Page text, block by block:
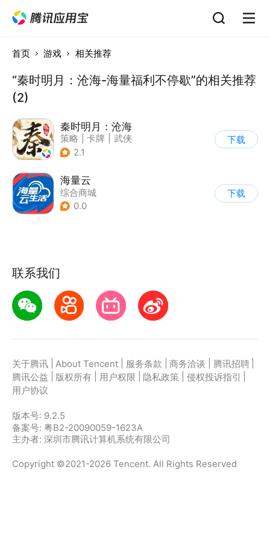
首页 游戏 相关推荐
“秦时明月：沧海-海量福利不停歇”的相关推荐
(2)
秦时明月：沧海
策略 卡牌
武侠
| 秦时明月
2.1
下载
海量云
综合商城
0.0
下载
联系我们
关于腾讯 About Tencent 服务条款 商务洽谈 腾讯招聘
腾讯公益
版权所有 用户权限 隐私政策 侵权投诉指引
用户协议
版本号: 9.2.5
备案号: 粤B2-20090059-1623A
主办者: 深圳市腾讯计算机系统有限公司
Copyright ©2021-2026 Tencent. All Rights Reserved